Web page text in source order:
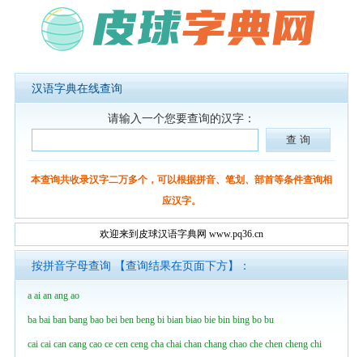
汉语字典在线查询
请输入一个您要查询的汉字：
本查询共收录汉字二万多个，可以根据拼音、笔划、部首等条件查询相
应汉字。
欢迎来到皮球汉语字典网 www.pq36.cn
按拼音字母查询 【查询结果在页面下方】：
a ai an ang ao
ba bai ban bang bao bei ben beng bi bian biao bie bin bing bo bu
cai cai can cang cao ce cen ceng cha chai chan chang chao che chen cheng chi